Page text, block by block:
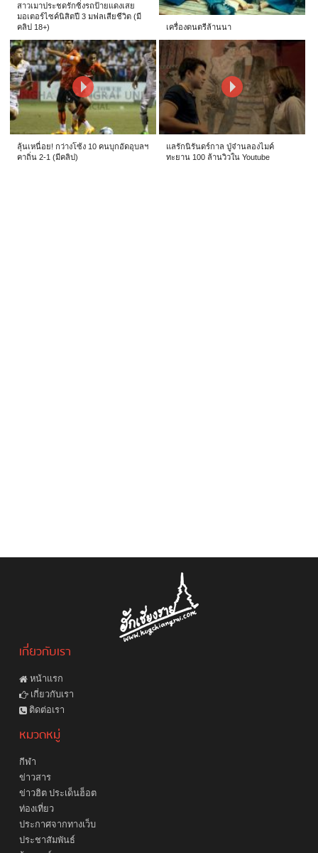
สาวเมาประชดรักซิ่งรถป้ายแดงเสย
มอเตอร์ไซค์นิสิตปี 3 มฟลเสียชีวิต (มี
คลิป 18+)
เครื่องดนตรีล้านนา
ลุ้นเหนื่อย! กว่างโซ้ง 10 คนบุกอัดอุบลฯ
คาถิ่น 2-1 (มีคลิป)
แลรักนิรันดร์กาล ปู่จ๋านลองไมค์
ทะยาน 100 ล้านวิวใน Youtube
เกี่ยวกับเรา
หน้าแรก
เกี่ยวกับเรา
ติดต่อเรา
หมวดหมู่
กีฬา
ข่าวสาร
ข่าวฮิต ประเด็นฮ็อต
ท่องเที่ยว
ประกาศจากทางเว็บ
ประชาสัมพันธ์